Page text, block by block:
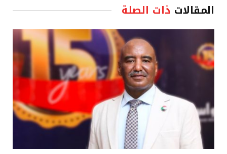
المقالات ذات الصلة